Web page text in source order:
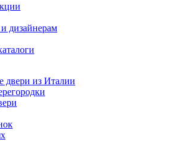
дизайнерам
двери из Италии